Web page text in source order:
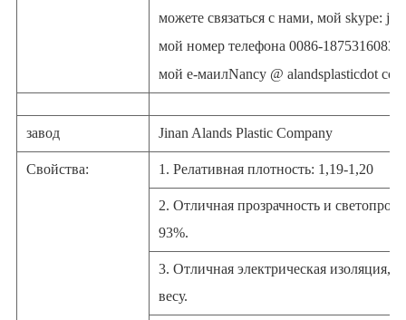
можете связаться с нами, мой skype:
мой номер телефона 0086-18753160835
мой е-маилNancy @ alandsplasticdot com
завод Jinan Alands Plastic Company
Свойства: 1. Релативная плотность: 1,19-1,20
2. Отличная прозрачность и
93%.
3. Отличная электрическая изоляция,
весу.